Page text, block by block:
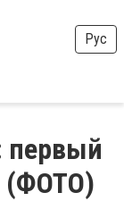
Рус
первый
(ФОТО)